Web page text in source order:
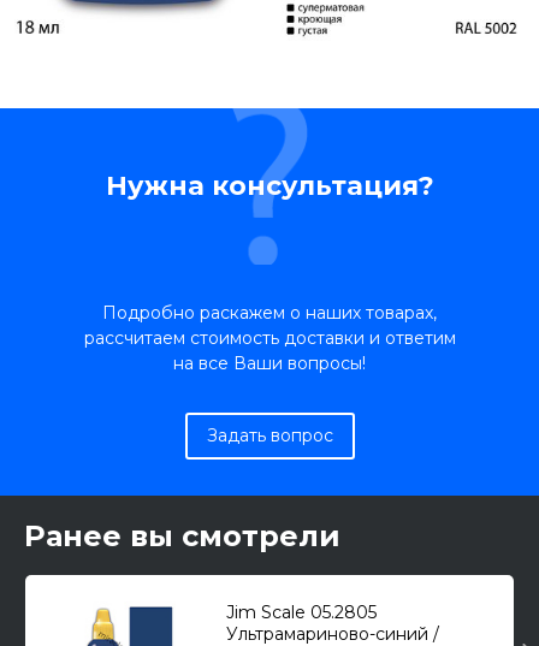
Нужна консультация?
Подробно раскажем о наших товарах,
рассчитаем стоимость доставки и ответим
на все Ваши вопросы!
Задать вопрос
Ранее вы смотрели
Jim Scale 05.2805
Ультрамариново-синий /